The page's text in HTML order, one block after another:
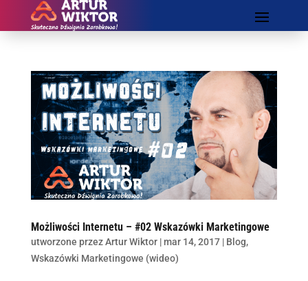
Możliwości Internetu – #02 Wskazówki Marketingowe
utworzone przezArtur Wiktor|mar 14, 2017| Blog,
Wskazówki Marketingowe (wideo)